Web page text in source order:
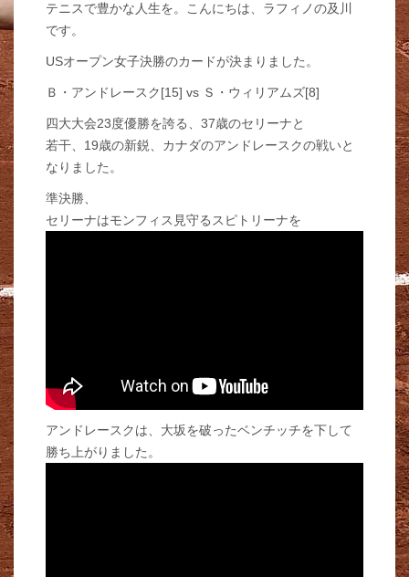
テニスで豊かな人生を。こんにちは、ラフィノの及川
です。
USオープン女子決勝のカードが決まりました。
Ｂ・アンドレースク[15] vs Ｓ・ウィリアムズ[8]
四大大会23度優勝を誇る、37歳のセリーナと
若干、19歳の新鋭、カナダのアンドレースクの戦いと
なりました。
準決勝、
セリーナはモンフィス見守るスピトリーナを
アンドレースクは、大坂を破ったベンチッチを下して
勝ち上がりました。